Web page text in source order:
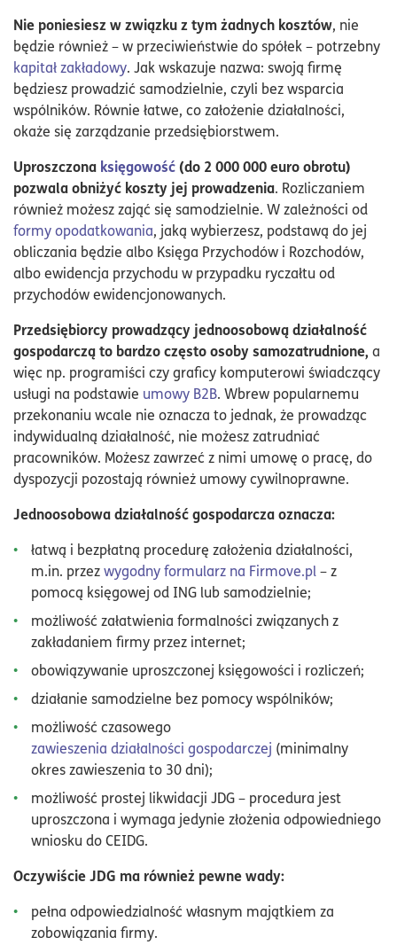
Nie poniesiesz w związku z tym żadnych kosztów, nie
będzie również – w przeciwieństwie do spółek – potrzebny
kapitał zakładowy. Jak wskazuje nazwa: swoją firmę
będziesz prowadzić samodzielnie, czyli bez wsparcia
wspólników. Równie łatwe, co założenie działalności,
okaże się zarządzanie przedsiębiorstwem.
Uproszczona księgowość (do 2 000 000 euro obrotu)
pozwala obniżyć koszty jej prowadzenia. Rozliczaniem
również możesz zająć się samodzielnie. W zależności od
formy opodatkowania, jaką wybierzesz, podstawą do jej
obliczania będzie albo Księga Przychodów i Rozchodów,
albo ewidencja przychodu w przypadku ryczałtu od
przychodów ewidencjonowanych.
Przedsiębiorcy prowadzący jednoosobową działalność
gospodarczą to bardzo często osoby samozatrudnione, a
więc np. programiści czy graficy komputerowi świadczący
usługi na podstawie umowy B2B. Wbrew popularnemu
przekonaniu wcale nie oznacza to jednak, że prowadząc
indywidualną działalność, nie możesz zatrudniać
pracowników. Możesz zawrzeć z nimi umowę o pracę, do
dyspozycji pozostają również umowy cywilnoprawne.
Jednoosobowa działalność gospodarcza oznacza:
łatwą i bezpłatną procedurę założenia działalności,
m.in. przezwygodny formularz na Firmove.pl– z
pomocą księgowej od ING lub samodzielnie;
możliwość załatwienia formalności związanych z
zakładaniem firmy przez internet;
obowiązywanie uproszczonej księgowości i rozliczeń;
działanie samodzielne bez pomocy wspólników;
możliwość czasowego
zawieszenia działalności gospodarczej (minimalny
okres zawieszenia to 30 dni);
możliwość prostej likwidacji JDG – procedura jest
uproszczona i wymaga jedynie złożenia odpowiedniego
wniosku do CEIDG.
Oczywiście JDG ma również pewne wady:
pełna odpowiedzialność własnym majątkiem za
zobowiązania firmy.